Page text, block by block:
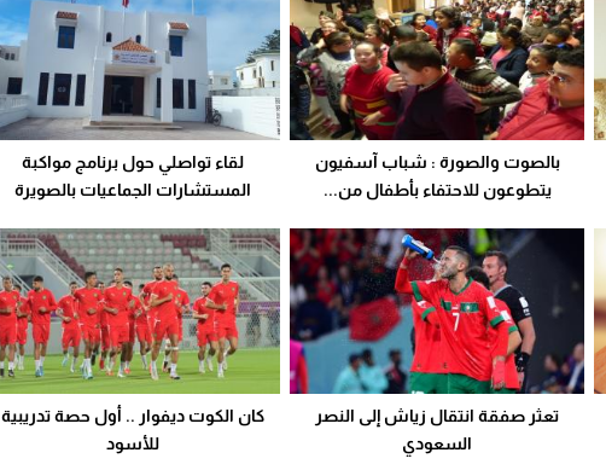
بالصوت والصورة : شباب آسفيون
يتطوعون للاحتفاء بأطفال من...
لقاء تواصلي حول برنامج مواكبة
المستشارات الجماعيات بالصويرة
تعثر صفقة انتقال زياش إلى النصر
السعودي
كان الكوت ديفوار .. أول حصة تدريبية
للأسود